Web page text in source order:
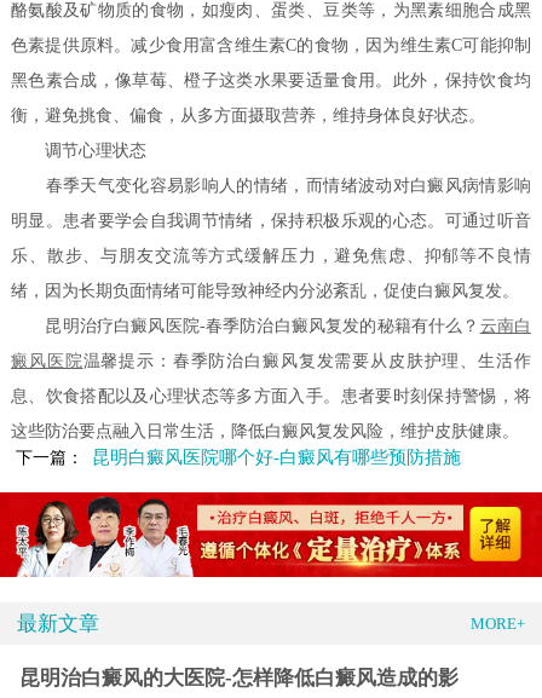
酪氨酸及矿物质的食物，如瘦肉、蛋类、豆类等，为黑素细胞合成黑
色素提供原料。减少食用富含维生素C的食物，因为维生素C可能抑制
黑色素合成，像草莓、橙子这类水果要适量食用。此外，保持饮食均
衡，避免挑食、偏食，从多方面摄取营养，维持身体良好状态。
调节心理状态
春季天气变化容易影响人的情绪，而情绪波动对白癜风病情影响
明显。患者要学会自我调节情绪，保持积极乐观的心态。可通过听音
乐、散步、与朋友交流等方式缓解压力，避免焦虑、抑郁等不良情
绪，因为长期负面情绪可能导致神经内分泌紊乱，促使白癜风复发。
昆明治疗白癜风医院-春季防治白癜风复发的秘籍有什么？ 云南白
癜风医院温馨提示：春季防治白癜风复发需要从皮肤护理、生活作
息、饮食搭配以及心理状态等多方面入手。患者要时刻保持警惕，将
这些防治要点融入日常生活，降低白癜风复发风险，维护皮肤健康。
下一篇：
昆明白癜风医院哪个好-白癜风有哪些预防措施
最新文章 MORE+
昆明治白癜风的大医院-怎样降低白癜风造成的影